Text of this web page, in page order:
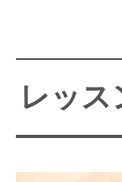
レッス